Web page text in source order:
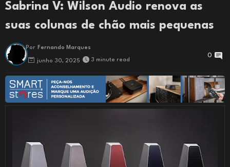
Sabrina V: Wilson Audio renova as
suas colunas de chão mais pequenas
Por Fernando Marques
junho 30, 2025 3 minute read
0